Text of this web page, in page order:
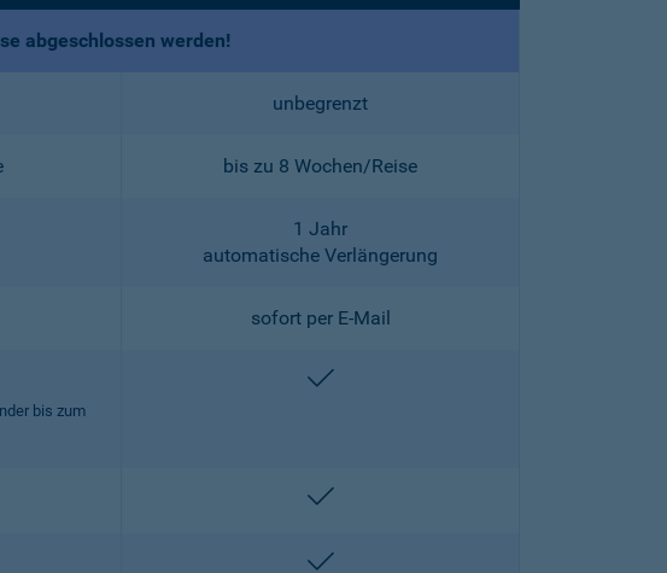
abgeschlossen werden!
unbegrenzt
bis zu 8 Wochen/Reise
1 Jahr
automatische Verlängerung
sofort per E-Mail
bis zum
enthalten
enthalten
enthalten